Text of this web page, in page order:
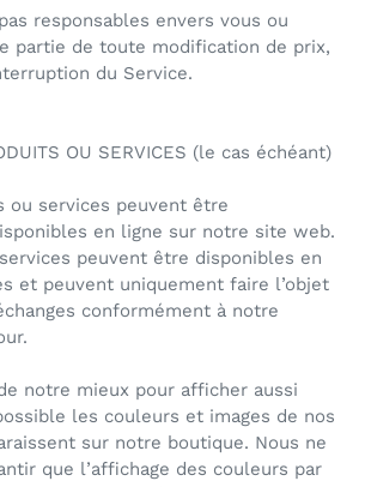
responsables envers vous ou
partie de toute modification de prix,
du Service.
OU SERVICES (le cas échéant)
ou services peuvent être
en ligne sur notre site web.
peuvent être disponibles en
et peuvent uniquement faire l’objet
conformément à notre
notre mieux pour afficher aussi
les couleurs et images de nos
sur notre boutique. Nous ne
que l’affichage des couleurs par